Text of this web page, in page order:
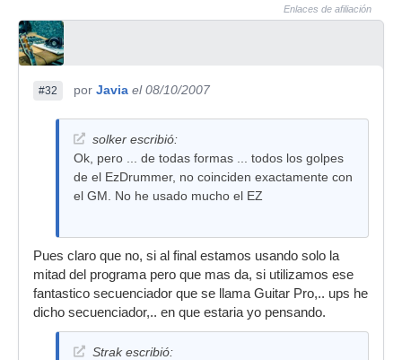
Enlaces de afiliación
#32 por Javia el 08/10/2007
solker escribió:
Ok, pero ... de todas formas ... todos los golpes
de el EzDrummer, no coinciden exactamente con
el GM. No he usado mucho el EZ
Pues claro que no, si al final estamos usando solo la
mitad del programa pero que mas da, si utilizamos ese
fantastico secuenciador que se llama Guitar Pro,.. ups he
dicho secuenciador,.. en que estaria yo pensando.
Strak escribió: